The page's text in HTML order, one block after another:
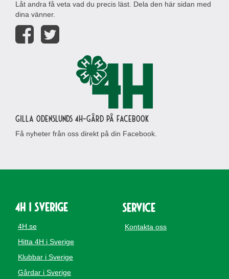
Låt andra få veta vad du precis läst. Dela den här sidan med
dina vänner.
Gilla Odenslunds 4H-gård på Facebook
Få nyheter från oss direkt på din Facebook.
4H i Sverige
4H.se
Hitta 4H i Sverige
Klubbar i Sverige
Gårdar i Sverige
Service
Kontakta oss